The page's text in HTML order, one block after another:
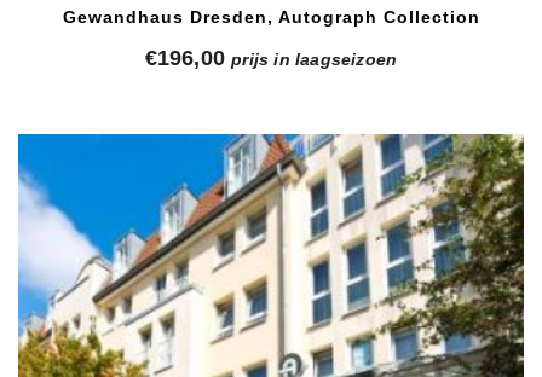
Gewandhaus Dresden, Autograph Collection
€196,00 prijs in laagseizoen